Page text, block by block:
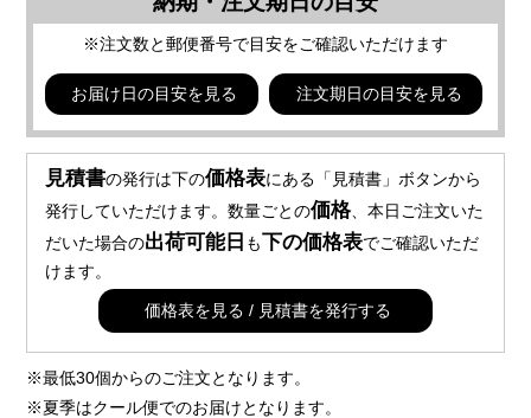
※注文数と郵便番号で目安をご確認いただけます
お届け日の目安を見る 注文期日の目安を見る
見積書の発行は下の価格表にある「見積書」ボタンから
発行していただけます。数量ごとの価格、本日ご注文いた
だいた場合の出荷可能日 も下の価格表でご確認いただ
けます。
価格表を見る / 見積書を発行する
※最低30個からのご注文となります。
※夏季はクール便でのお届けとなります。